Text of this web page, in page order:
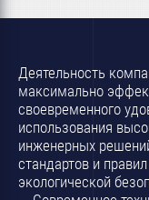
Деятельность
максимально
своевременного
использования
инженерных
стандартов и
экологической